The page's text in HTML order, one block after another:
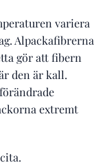
variera
Alpackafibrerna
gör att fibern
den är kall.
extremt